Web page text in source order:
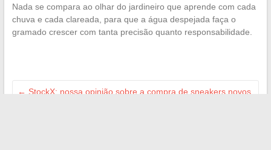
Nada se compara ao olhar do jardineiro que aprende com cada
chuva e cada clareada, para que a água despejada faça o
gramado crescer com tanta precisão quanto responsabilidade.
← StockX: nossa opinião sobre a compra de sneakers novos